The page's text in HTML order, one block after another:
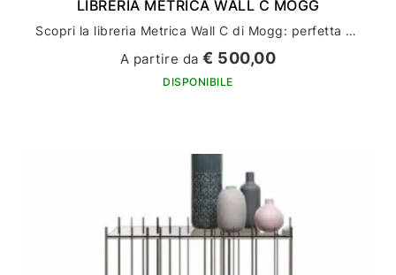
LIBRERIA METRICA WALL C MOGG
Scopri la libreria Metrica Wall C di Mogg: perfetta per arredare la tua casa con stile ed eleganza
A partire da€ 500,00
DISPONIBILE